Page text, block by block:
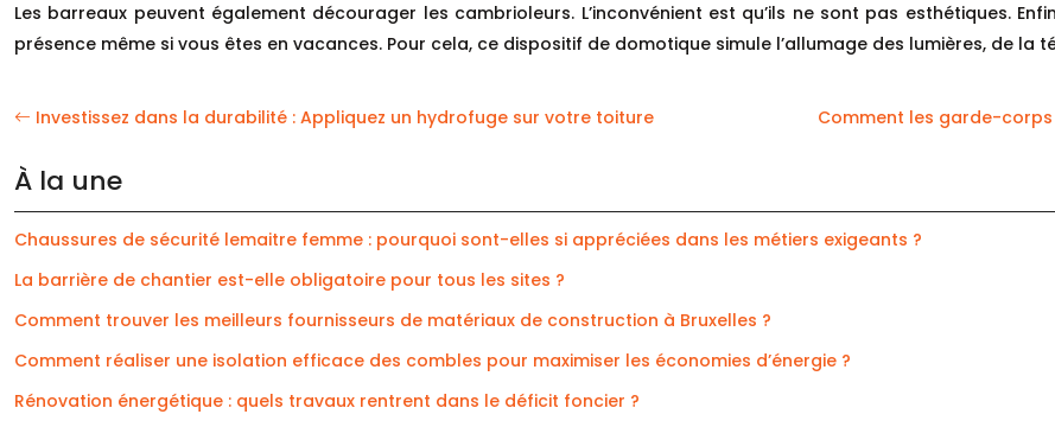
Les barreaux peuvent également décourager les cambrioleurs. L’inconvénient est qu’ils ne sont pas esthétiques.
présence même si vous êtes en vacances. Pour cela, ce dispositif de domotique simule l’allumage des lumières, de la
Investissez dans la durabilité : Appliquez un hydrofuge sur votre toiture
Comment les garde-
À la une
Chaussures de sécurité lemaitre femme : pourquoi sont-elles si appréciées dans les métiers exigeants ?
La barrière de chantier est-elle obligatoire pour tous les sites ?
Comment trouver les meilleurs fournisseurs de matériaux de construction à Bruxelles ?
Comment réaliser une isolation efficace des combles pour maximiser les économies d’énergie ?
Rénovation énergétique : quels travaux rentrent dans le déficit foncier ?